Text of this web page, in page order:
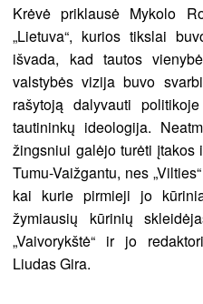
Krėvė priklausė Mykolo
„Lietuva“, kurios tikslai
išvada, kad tautos
valstybės vizija buvo
rašytoją dalyvauti
tautininkų ideologija.
žingsniui galėjo turėti
Tumu-Vaižgantu, nes
kai kurie pirmieji jo
žymiausių kūrinių
„Vaivorykštė“ ir jo
Liudas Gira.